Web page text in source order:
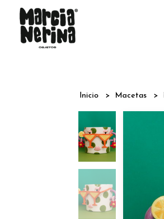
Inicio Macetas